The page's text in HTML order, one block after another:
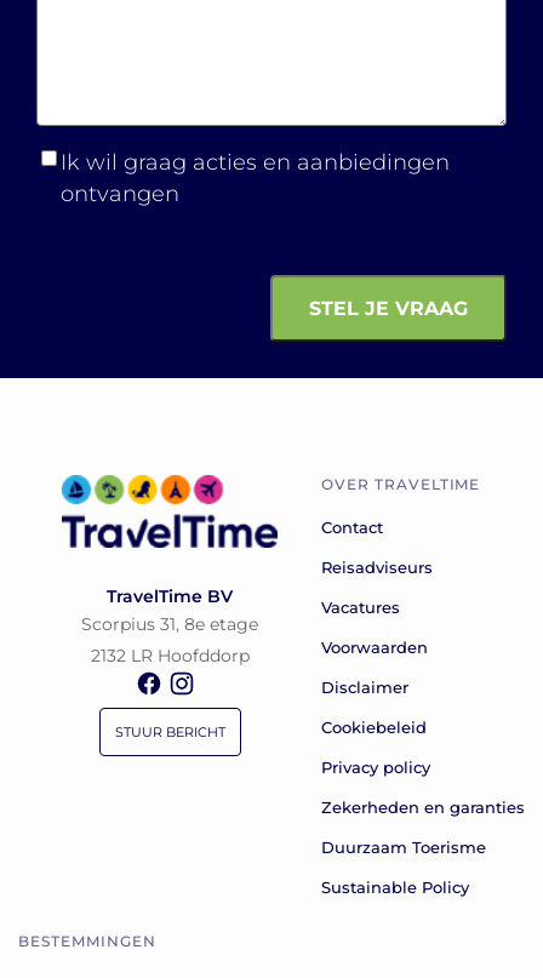
Ik wil graag acties en aanbiedingen
ontvangen
TravelTime BV
Scorpius 31, 8e etage
2132 LR Hoofddorp
STUUR BERICHT
OVER TRAVELTIME
Contact
Reisadviseurs
Vacatures
Voorwaarden
Disclaimer
Cookiebeleid
Privacy policy
Zekerheden en garanties
Duurzaam Toerisme
Sustainable Policy
BESTEMMINGEN